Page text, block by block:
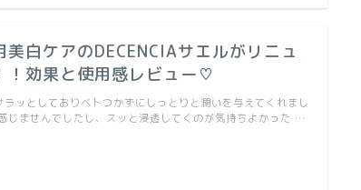
美白ケアのDECENCIAサエルがリニュ
！効果と使用感レビュー♡
ラッとしておりベトつかずにしっとりと潤いを与えてくれまし
じませんでしたし、スッと浸透してくのが気持ちよかった …